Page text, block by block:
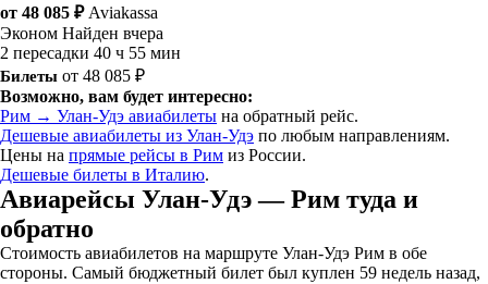
от 48 085 ₽ Aviakassa
Эконом Найден вчера
2 пересадки 40 ч 55 мин
Билеты от 48 085 ₽
Возможно, вам будет интересно:
Рим → Улан-Удэ авиабилеты на обратный рейс.
Дешевые авиабилеты из Улан-Удэ по любым направлениям.
Цены на прямые рейсы в Рим из России.
Дешевые билеты в Италию.
Авиарейсы Улан-Удэ — Рим туда и
обратно
Стоимость авиабилетов на маршруте Улан-Удэ Рим в обе
стороны. Самый бюджетный билет был куплен 59 недель назад,